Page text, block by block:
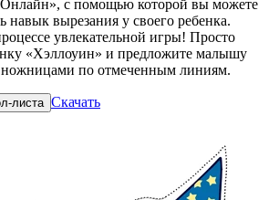
Онлайн», с помощью которой вы можете
навык вырезания у своего ребенка.
увлекательной игры! Просто
«Хэллоуин» и предложите малышу
ножницами по отмеченным линиям.
листа Скачать